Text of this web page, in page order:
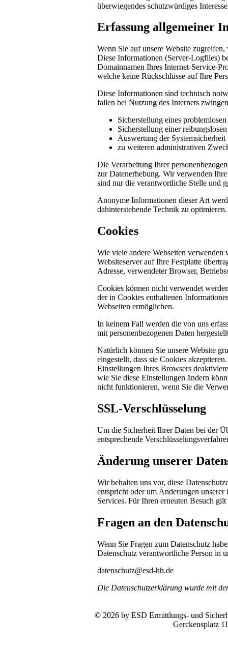
überwiegendes schutzwürdiges
Erfassung allgemeiner
Wenn Sie auf unsere Website
Diese Informationen (Server-Logfiles)
Domainnamen Ihres Internet-Service-
welche keine Rückschlüsse auf Ihre
Diese Informationen sind technisch
fallen bei Nutzung des Internets
Sicherstellung eines
Sicherstellung einer
Auswertung der
zu weiteren administrativen
Die Verarbeitung Ihrer
zur Datenerhebung. Wir verwenden
sind nur die verantwortliche Stelle und
Anonyme Informationen dieser Art
dahinterstehende Technik zu optimieren.
Cookies
Wie viele andere Webseiten
Websiteserver auf Ihre Festplatte
Adresse, verwendeter Browser,
Cookies können nicht verwendet
der in Cookies enthaltenen
Webseiten ermöglichen.
In keinem Fall werden die von uns
mit personenbezogenen Daten
Natürlich können Sie unsere Website
eingestellt, dass sie Cookies
Einstellungen Ihres Browsers
wie Sie diese Einstellungen ändern
nicht funktionieren, wenn Sie die
SSL-Verschlüsselung
Um die Sicherheit Ihrer Daten bei der
entsprechende
Änderung unserer
Wir behalten uns vor, diese
entspricht oder um Änderungen
Services. Für Ihren erneuten Besuch
Fragen an den
Wenn Sie Fragen zum Datenschutz
Datenschutz verantwortliche Person in
datenschutz@esd-hh.de
Die Datenschutzerklärung wurde mit
© 2026 by ESD Ermittlungs- und
Gerckensplatz